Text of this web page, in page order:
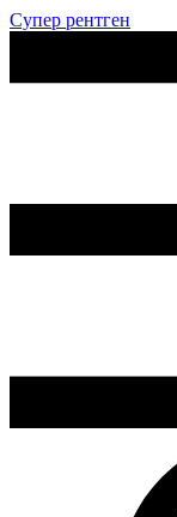
Супер рентген